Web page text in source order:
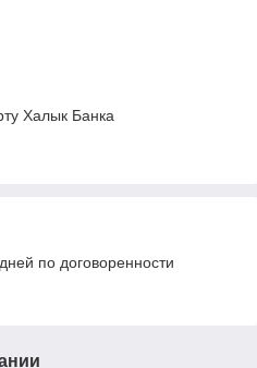
Халык Банка
по договоренности